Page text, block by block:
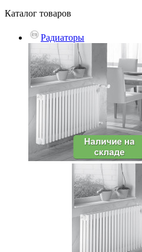
Каталог товаров
Радиаторы